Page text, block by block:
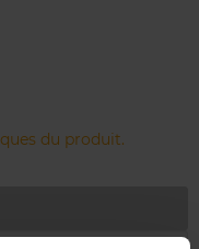
du produit.